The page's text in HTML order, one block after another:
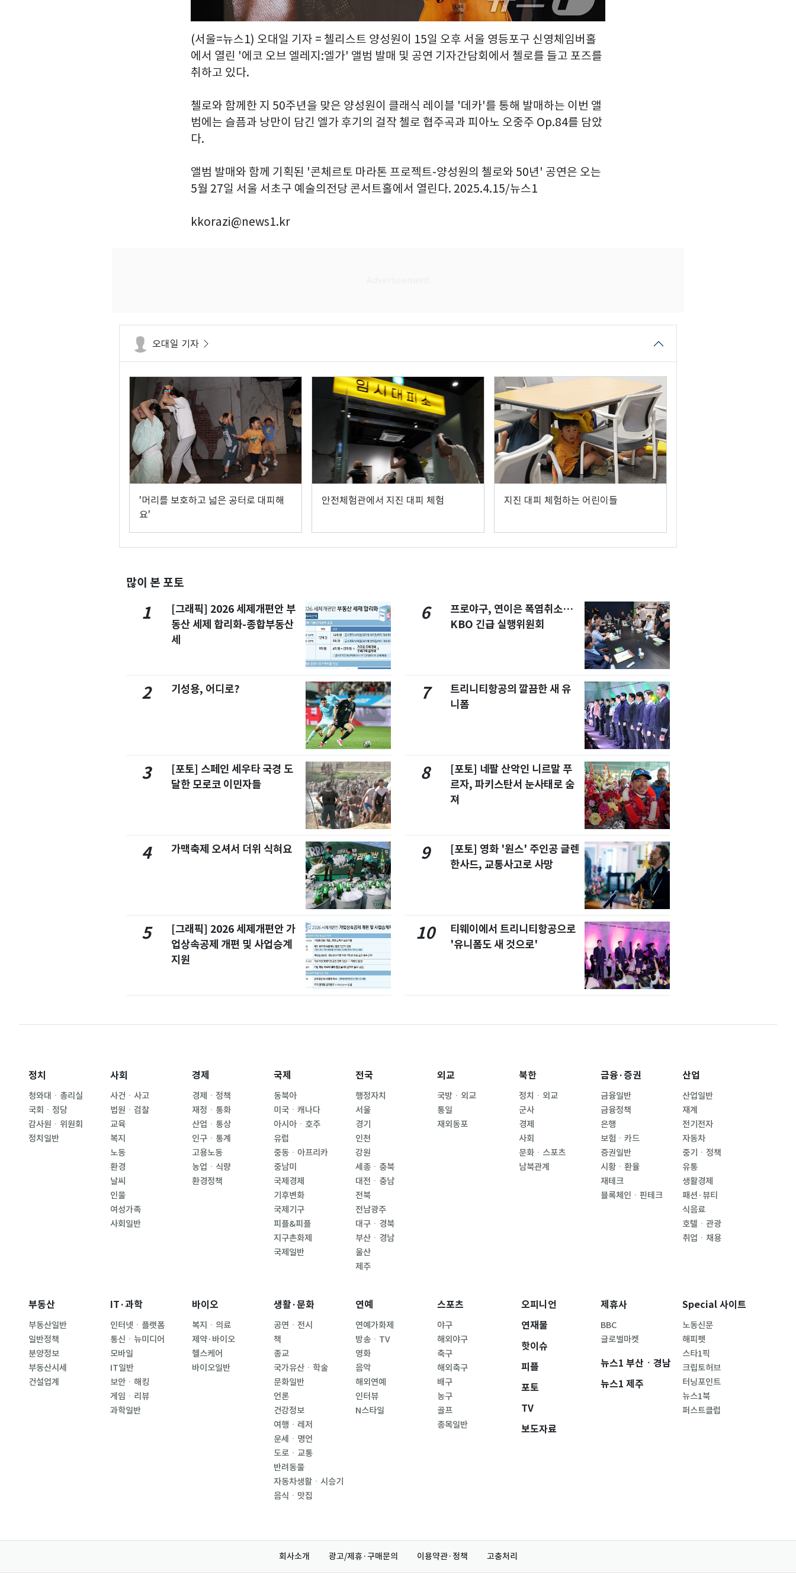
(서울=뉴스1) 오대일 기자 = 첼리스트 양성원이 15일 오후 서울 영등포구 신영체임버홀
에서 열린 '에코 오브 엘레지:엘가' 앨범 발매 및 공연 기자간담회에서 첼로를 들고 포즈를
취하고 있다.
첼로와 함께한 지 50주년을 맞은 양성원이 클래식 레이블 '데카'를 통해 발매하는 이번 앨
범에는 슬픔과 낭만이 담긴 엘가 후기의 걸작 첼로 협주곡과 피아노 오중주 Op.84를 담았
다.
앨범 발매와 함께 기획된 '콘체르토 마라톤 프로젝트-양성원의 첼로와 50년' 공연은 오는
5월 27일 서울 서초구 예술의전당 콘서트홀에서 열린다. 2025.4.15/뉴스1
kkorazi@news1.kr
오대일 기자
'머리를 보호하고 넓은 공터로 대피해
요'
안전체험관에서 지진 대피 체험 지진 대피 체험하는 어린이들
많이 본 포토
1
[그래픽] 2026 세제개편안 부
동산 세제 합리화-종합부동산
세
2 기성용, 어디로?
3
[포토] 스페인 세우타 국경 도
달한 모로코 이민자들
4 가맥축제 오셔서 더위 식혀요
5
[그래픽] 2026 세제개편안 가
업상속공제 개편 및 사업승계
지원
6
프로야구, 연이은 폭염취소…
KBO 긴급 실행위원회
7
트리니티항공의 깔끔한 새 유
니폼
8
[포토] 네팔 산악인 니르말 푸
르자, 파키스탄서 눈사태로 숨
져
9
[포토] 영화 '원스' 주인공 글렌
한사드, 교통사고로 사망
10
티웨이에서 트리니티항공으로
'유니폼도 새 것으로'
정치
청와대ㆍ총리실
국회ㆍ정당
감사원ㆍ위원회
정치일반
사회
사건ㆍ사고
법원ㆍ검찰
교육
복지
노동
환경
날씨
인물
여성가족
사회일반
경제
경제ㆍ정책
재정ㆍ통화
산업ㆍ통상
인구ㆍ통계
고용노동
농업ㆍ식량
환경정책
국제
동북아
미국ㆍ캐나다
아시아ㆍ호주
유럽
중동ㆍ아프리카
중남미
국제경제
기후변화
국제기구
피플&피플
지구촌화제
국제일반
전국
행정자치
서울
경기
인천
강원
세종ㆍ충북
대전ㆍ충남
전북
전남광주
대구ㆍ경북
부산ㆍ경남
울산
제주
외교
국방ㆍ외교
통일
재외동포
북한
정치ㆍ외교
군사
경제
사회
문화ㆍ스포츠
남북관계
금융·증권
금융일반
금융정책
은행
보험ㆍ카드
증권일반
시황ㆍ환율
재테크
블록체인ㆍ핀테크
산업
산업일반
재계
전기전자
자동차
중기ㆍ정책
유통
생활경제
패션·뷰티
식음료
호텔ㆍ관광
취업ㆍ채용
부동산
부동산일반
일반정책
분양정보
부동산시세
건설업계
IT·과학
인터넷ㆍ플랫폼
통신ㆍ뉴미디어
모바일
IT일반
보안ㆍ해킹
게임ㆍ리뷰
과학일반
바이오
복지ㆍ의료
제약·바이오
헬스케어
바이오일반
생활·문화
공연ㆍ전시
책
종교
국가유산ㆍ학술
문화일반
언론
건강정보
여행ㆍ레저
운세ㆍ명언
도로ㆍ교통
반려동물
자동차생활ㆍ시승기
음식ㆍ맛집
연예
연예가화제
방송ㆍTV
영화
음악
해외연예
인터뷰
N스타일
스포츠
야구
해외야구
축구
해외축구
배구
농구
골프
종목일반
오피니언
연재물
핫이슈
피플
포토
TV
보도자료
제휴사
BBC
글로벌마켓
뉴스1 부산ㆍ경남
뉴스1 제주
Special 사이트
노동신문
해피펫
스타1픽
크립토허브
터닝포인트
뉴스1북
퍼스트클럽
회사소개 광고/제휴·구매문의 이용약관·정책 고충처리